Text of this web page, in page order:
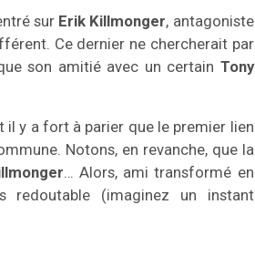
sur Erik Killmonger, antagoniste
Ce dernier ne chercherait par
son amitié avec un certain Tony
il y a fort à parier que le premier lien
Notons, en revanche, que la
… Alors, ami transformé en
redoutable (imaginez un instant